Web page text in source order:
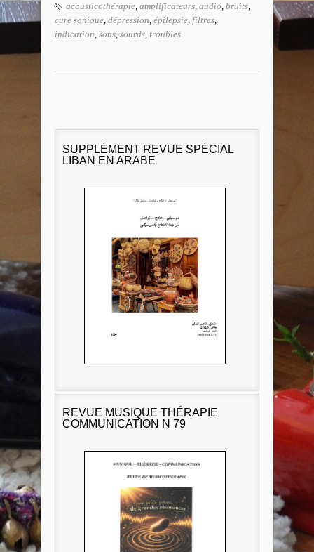
acousticothérapie, amplificateurs, audio, bruits,
cure sonique, dépression, épilepsie, filtres,
indication, sons, sourds, troubles
SUPPLÉMENT REVUE SPÉCIAL
LIBAN EN ARABE
REVUE MUSIQUE THÉRAPIE
COMMUNICATION N 79